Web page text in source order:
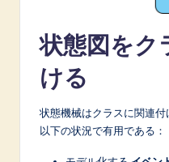
状態図をク
ける
状態機械はクラスに関連
以下の状況で有用である：